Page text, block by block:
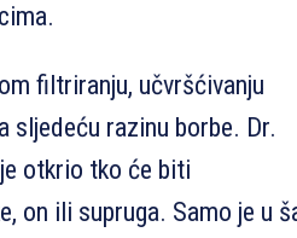
filtriranju, učvršćivanju
sljedeću razinu borbe. Dr.
otkrio tko će biti
on ili supruga. Samo je u